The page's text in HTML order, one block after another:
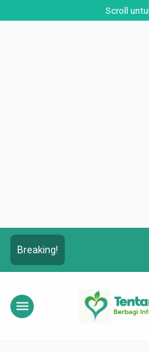
Scroll
Breaking!
menu